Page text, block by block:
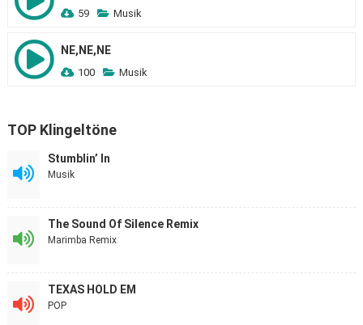
59 Musik
NE,NE,NE
100 Musik
TOP Klingeltöne
Stumblin’ In
Musik
The Sound Of Silence Remix
Marimba Remix
TEXAS HOLD EM
POP